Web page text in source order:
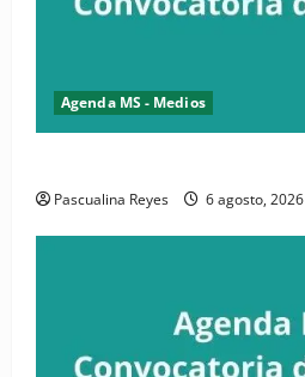
Agenda MS - Medios
Pascualina Reyes 6 agosto, 2026